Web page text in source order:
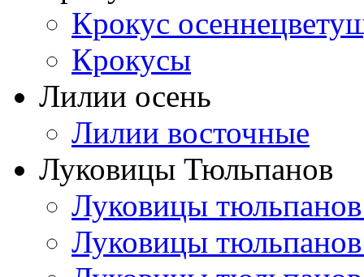
Крокус
Крокусы
Лилии осень
Лилии восточные
Луковицы Тюльпанов
Луковицы
Луковицы